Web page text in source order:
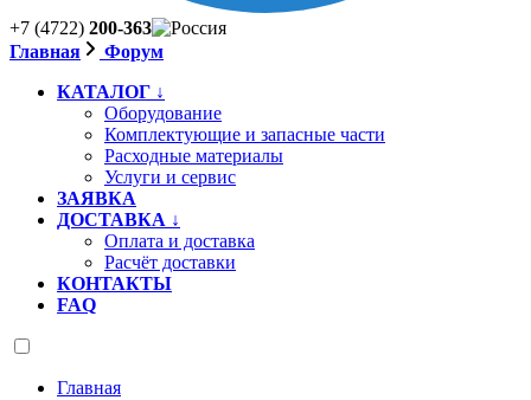
+7 (4722) 200-363
Главная
Форум
КАТАЛОГ ↓
Оборудование
Комплектующие и запасные части
Расходные материалы
Услуги и сервис
ЗАЯВКА
ДОСТАВКА ↓
Оплата и доставка
Расчёт доставки
КОНТАКТЫ
FAQ
Главная